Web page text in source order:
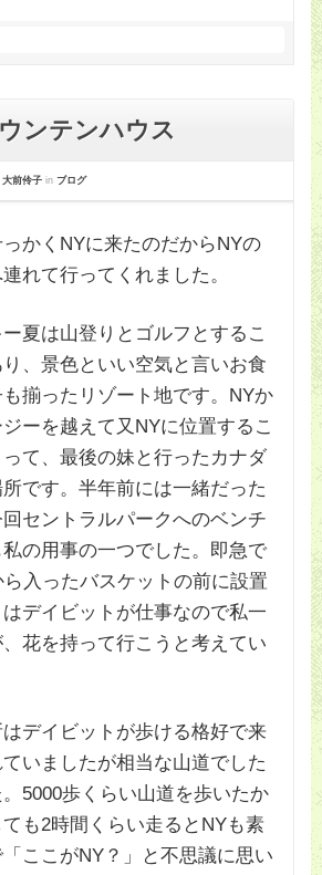
ンテンハウス
大前伶子 in ブログ
かくNYに来たのだからNYの
れて行ってくれました。
夏は山登りとゴルフとするこ
、景色といい空気と言いお食
揃ったリゾート地です。NYか
ーを越えて又NYに位置するこ
て、最後の妹と行ったカナダ
です。半年前には一緒だった
セントラルパークへのベンチ
の用事の一つでした。即急で
入ったバスケットの前に設置
デイビットが仕事なので私一
花を持って行こうと考えてい
デイビットが歩ける格好で来
いましたが相当な山道でした
5000歩くらい山道を歩いたか
も2時間くらい走るとNYも素
ここがNY？」と不思議に思い